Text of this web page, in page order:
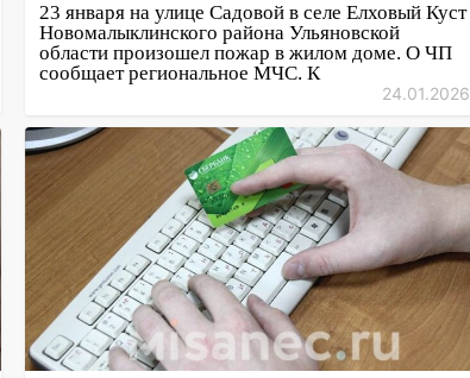
23 января на улице Садовой в селе Елховый Куст
Новомалыклинского района Ульяновской
области произошел пожар в жилом доме. О ЧП
сообщает региональное МЧС. К
24.01.2026